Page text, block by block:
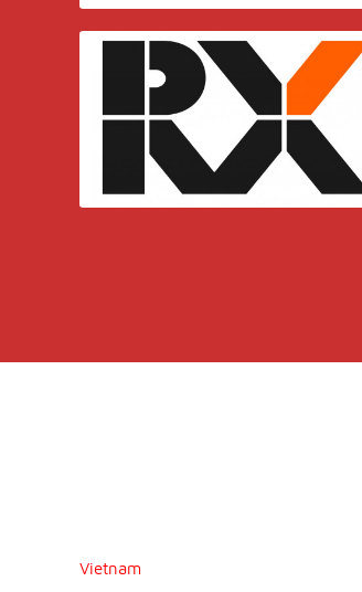
Vietnam